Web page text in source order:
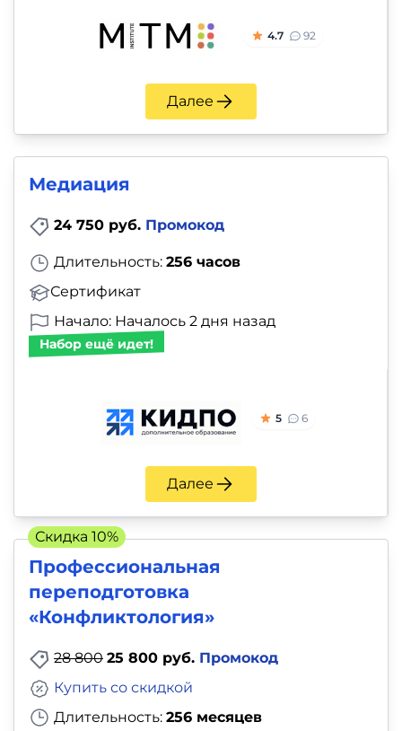
4.7 92
Далее
Медиация
24 750 руб. Промокод
Длительность: 256 часов
Сертификат
Начало: Началось 2 дня назад
Набор ещё идет!
5 6
Далее
Профессиональная
переподготовка
«Конфликтология»
28 800 25 800 руб. Промокод
Длительность: 256 месяцев
Купить со скидкой
Скидка 10%